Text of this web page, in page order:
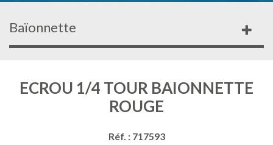
Baïonnette
ECROU 1/4 TOUR BAIONNETTE
ROUGE
Réf. : 717593